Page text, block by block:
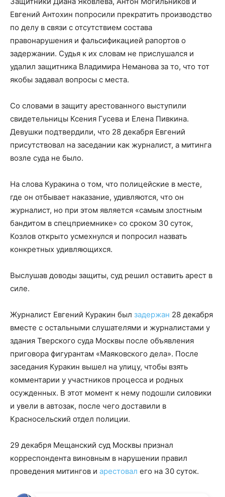
Евгений Антохин попросили прекратить производство
по делу в связи с отсутствием состава
правонарушения и фальсификацией рапортов о
задержании. Судья к их словам не прислушался и
удалил защитника Владимира Неманова за то, что тот
якобы задавал вопросы с места.
Со словами в защиту арестованного выступили
свидетельницы Ксения Гусева и Елена Пивкина.
Девушки подтвердили, что 28 декабря Евгений
присутствовал на заседании как журналист, а митинга
возле суда не было.
На слова Куракина о том, что полицейские в месте,
где он отбывает наказание, удивляются, что он
журналист, но при этом является «самым злостным
бандитом в спецприемнике» со сроком 30 суток,
Козлов открыто усмехнулся и попросил назвать
конкретных удивляющихся.
Выслушав доводы защиты, суд решил оставить арест в
силе.
Журналист Евгений Куракин был задержан 28 декабря
вместе с остальными слушателями и журналистами у
здания Тверского суда Москвы после объявления
приговора фигурантам «Маяковского дела». После
заседания Куракин вышел на улицу, чтобы взять
комментарии у участников процесса и родных
осужденных. В этот момент к нему подошли силовики
и увели в автозак, после чего доставили в
Красносельский отдел полиции.
29 декабря Мещанский суд Москвы признал
корреспондента виновным в нарушении правил
проведения митингов и арестовал его на 30 суток.